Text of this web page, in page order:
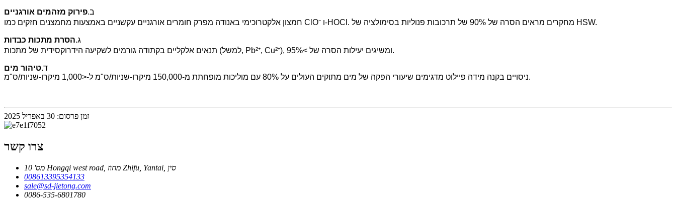
ב.פירוק מזהמים אורגניים
חמצון אלקטרוכימי באנודה מפרק חומרים אורגניים עקשניים באמצעות מחמצנים חזקים כמו ClO⁻ ו-HOCl. מחקרים מראים הסרה של 90% של תרכובות פנוליות בסימולציה של HSW.
ג.הסרת מתכות כבדות
תנאים אלקליים בקתודה גורמים לשקיעה הידרוקסידית של מתכות (למשל, Pb²⁺, Cu²⁺), ומשיגים יעילות הסרה של >95%.
ד.טיהור מים
ניסויים בקנה מידה פיילוט מדגימים שיעורי הפקה של מים מתוקים העולים על 80% עם מוליכות מופחתת מ-150,000 מיקרו-שניות/ס"מ ל-<1,000 מיקרו-שניות/ס"מ.
זמן פרסום: 30 באפריל 2025
צרו קשר
מס' 10 Hongqi west road, מחוז Zhifu, Yantai, סין
008613395354133
sale@sd-jietong.com
0086-535-6801780